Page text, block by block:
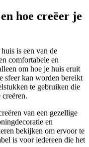
hoe creëer je
is een van de
comfortabele en
om hoe je huis eruit
sfeer kan worden bereikt
te gebruiken die
van een gezellige
en
bekijken om ervoor te
is voor iedereen die het